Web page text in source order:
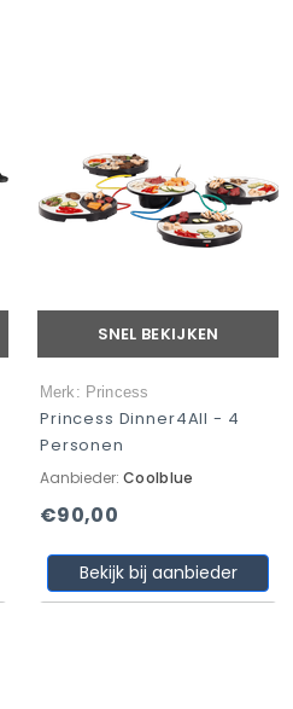
SNEL BEKIJKEN
Merk: Princess
Princess Dinner4All - 4
Personen
Aanbieder: Coolblue
€90,00
Bekijk bij aanbieder